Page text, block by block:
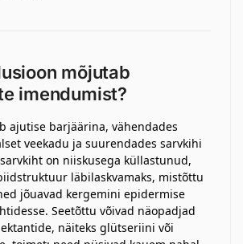
mõjutab
imendumist?
ajutise barjäärina, vähendades
veekadu ja suurendades sarvkihi
on niiskusega küllastunud,
läbilaskvamaks, mistõttu
jõuavad kergemini epidermise
Seetõttu võivad näopadjad
näiteks glütseriini või